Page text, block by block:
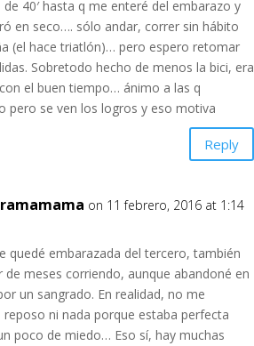
40′ hasta q me enteré del embarazo y
en seco…. sólo andar, correr sin hábito
(el hace triatlón)… pero espero retomar
Sobretodo hecho de menos la bici, era
el buen tiempo… ánimo a las q
pero se ven los logros y eso motiva
Reply
on 11 febrero, 2016 at 1:14
quedé embarazada del tercero, también
de meses corriendo, aunque abandoné en
un sangrado. En realidad, no me
ni nada porque estaba perfecta
poco de miedo… Eso sí, hay muchas